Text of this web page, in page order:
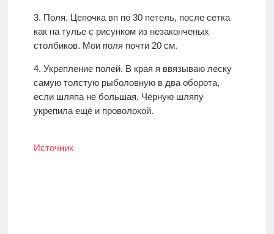
3. Поля. Цепочка вп по 30 петель, после сетка
как на тулье с рисунком из незаконченых
столбиков. Мои поля почти 20 см.
4. Укрепление полей. В края я ввязываю леску
самую толстую рыболовную в два оборота,
если шляпа не большая. Чёрную шляпу
укрепила ещё и проволокой.
Источник